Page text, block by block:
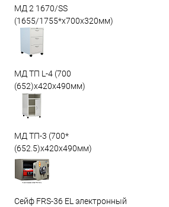
МД 2 1670/SS
(1655/1755*x700x320мм)
МД ТП L-4 (700
(652)x420x490мм)
МД ТП-3 (700*
(652.5)x420x490мм)
Сейф FRS-36 EL электронный